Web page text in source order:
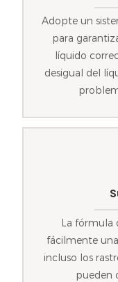
Adopte un
para
líquido
desigual del
La fórmula
fácilmente
incluso los
pueden